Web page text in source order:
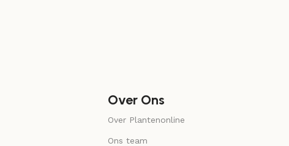
Over Ons
Over Plantenonline
Ons team